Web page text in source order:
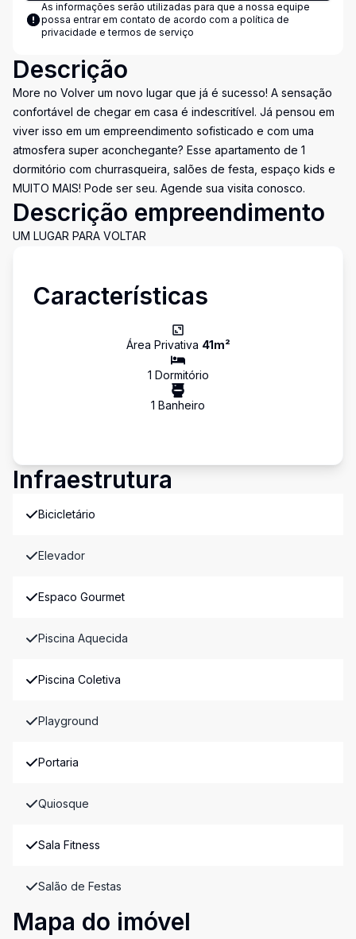
As informações serão utilizadas para que a nossa equipe
possa entrar em contato de acordo com a política de
privacidade e termos de serviço
Descrição
More no Volver um novo lugar que já é sucesso! A sensação
confortável de chegar em casa é indescritível. Já pensou em
viver isso em um empreendimento sofisticado e com uma
atmosfera super aconchegante? Esse apartamento de 1
dormitório com churrasqueira, salões de festa, espaço kids e
MUITO MAIS! Pode ser seu. Agende sua visita conosco.
Descrição empreendimento
UM LUGAR PARA VOLTAR
Características
Área Privativa 41m²
1 Dormitório
1 Banheiro
Infraestrutura
Bicicletário
Elevador
Espaco Gourmet
Piscina Aquecida
Piscina Coletiva
Playground
Portaria
Quiosque
Sala Fitness
Salão de Festas
Mapa do imóvel